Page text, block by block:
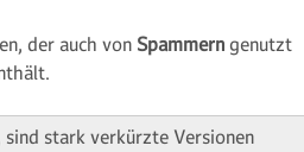
der auch von Spammern genutzt
stark verkürzte Versionen